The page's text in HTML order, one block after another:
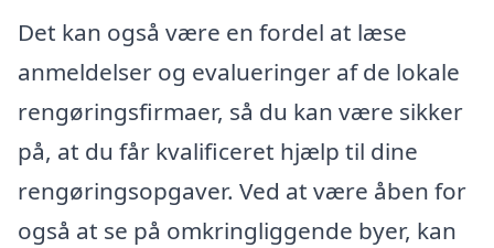
Det kan også være en fordel at læse
anmeldelser og evalueringer af de lokale
rengøringsfirmaer, så du kan være sikker
på, at du får kvalificeret hjælp til dine
rengøringsopgaver. Ved at være åben for
også at se på omkringliggende byer, kan